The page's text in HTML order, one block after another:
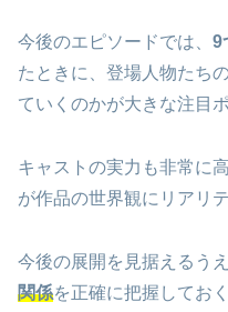
今後のエピソードでは、 9
たときに、登場人物たち
ていくのかが大きな注目
キャストの実力も非常に
が作品の世界観にリアリ
今後の展開を見据えるう
関係を正確に把握してお